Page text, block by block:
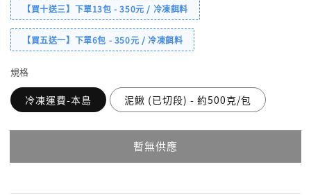
【買十送三】下單13包 - 350元 / 冷凍餌料
【買五送一】下單6包 - 350元 / 冷凍餌料
規格
冷凍運費-本島 泥鰍 (已切段) - 約500克/包
暫無供應